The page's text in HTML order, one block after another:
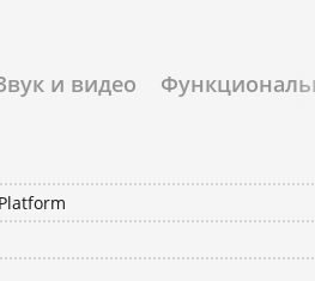
и видео